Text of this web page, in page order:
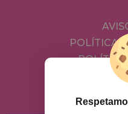
POLÍTICA
ENVÍOS Y